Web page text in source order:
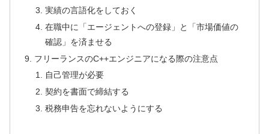
実績の言語化をしておく
在職中に「エージェントへの登録」と「市場価値の
確認」を済ませる
フリーランスのC++エンジニアになる際の注意点
自己管理が必要
契約を書面で締結する
税務申告を忘れないようにする